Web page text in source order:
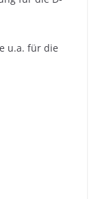
u.a. für die